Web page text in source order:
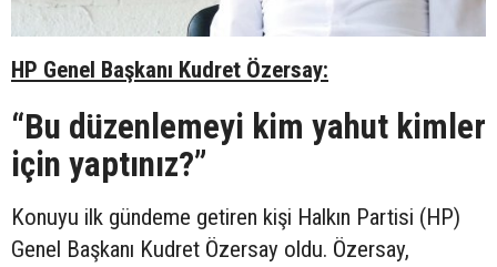
HP Genel Başkanı Kudret Özersay:
“Bu düzenlemeyi kim yahut kimler
için yaptınız?”
Konuyu ilk gündeme getiren kişi Halkın Partisi (HP)
Genel Başkanı Kudret Özersay oldu. Özersay,